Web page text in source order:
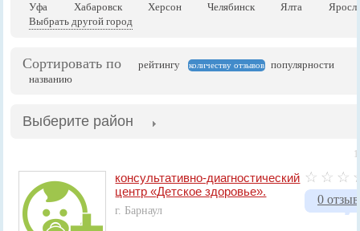
Уфа
Хабаровск Херсон Челябинск Ялта
Выбрать другой город
Сортировать по рейтингу количеству отзывов
популярности
названию
Выберите район
0
консультативно-диагностический
центр «Детское здоровье».
г. Барнаул